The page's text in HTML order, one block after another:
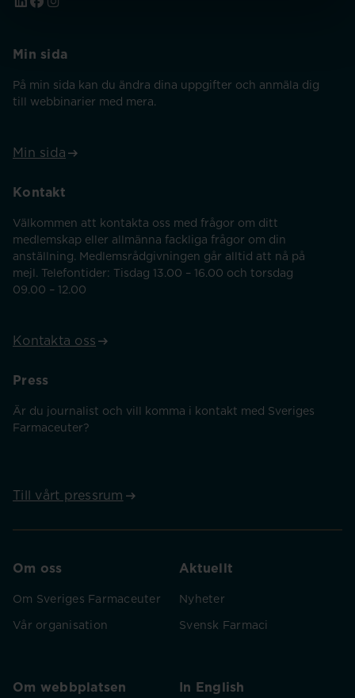
Min sida
På min sida kan du ändra dina uppgifter och anmäla dig
till webbinarier med mera.
Min sida
Kontakt
Välkommen att kontakta oss med frågor om ditt
medlemskap eller allmänna fackliga frågor om din
anställning. Medlemsrådgivningen går alltid att nå på
mejl. Telefontider: Tisdag 13.00 – 16.00 och torsdag
09.00 – 12.00
Kontakta oss
Press
Är du journalist och vill komma i kontakt med Sveriges
Farmaceuter?
Till vårt pressrum
Om oss
Om Sveriges Farmaceuter
Vår organisation
Aktuellt
Nyheter
Svensk Farmaci
Om webbplatsen In English